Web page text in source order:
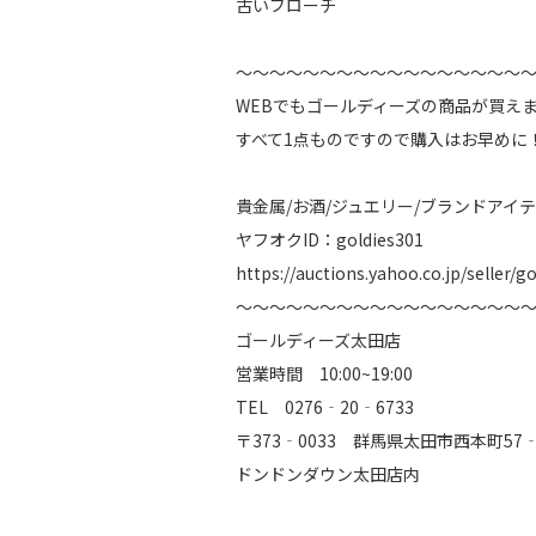
～～～～～～～～～～～～～～～～～
WEBでもゴールディーズの商品が買え
すべて1点ものですので購入はお早めに！
貴金属/お酒/ジュエリー/ブランドアイ
ヤフオクID：goldies301
https://auctions.yahoo.co.jp/seller/
～～～～～～～～～～～～～～～～～
ゴールディーズ太田店
営業時間 10:00~19:00
TEL 0276‐20‐6733
〒373‐0033 群馬県太田市西本町
ドンドンダウン太田店内